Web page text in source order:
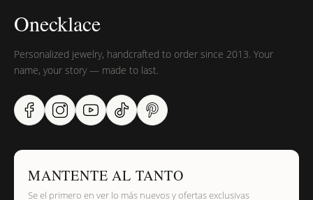
Onecklace
Personalized jewelry, handcrafted to order since 2013. Your
name, your story — made to last.
MANTENTE AL TANTO
Se el primero en ver lo más nuevos y ofertas exclusivas